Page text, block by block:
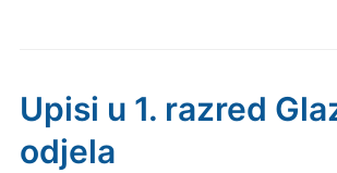
Upisi u 1. razred
odjela